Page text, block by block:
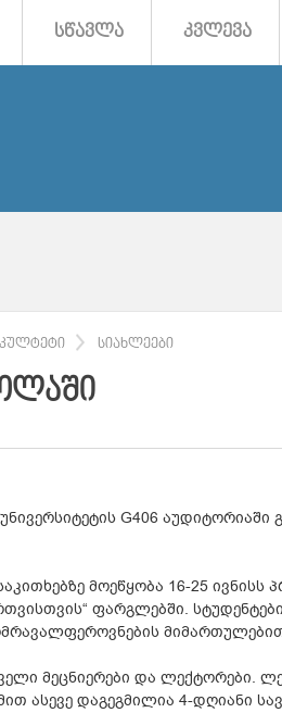
ᲡᲬᲐᲕᲚᲐ ᲙᲕᲚᲔᲕᲐ
ᲡᲘᲐᲮᲚᲔᲔᲑᲘ
G406
მოეწყობა 16-25 ივნისს
ფარგლებში.
მეცნიერები და ლექტორები.
ასევე დაგეგმილია 4-დღიანი